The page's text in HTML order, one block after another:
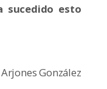
sucedido esto
González